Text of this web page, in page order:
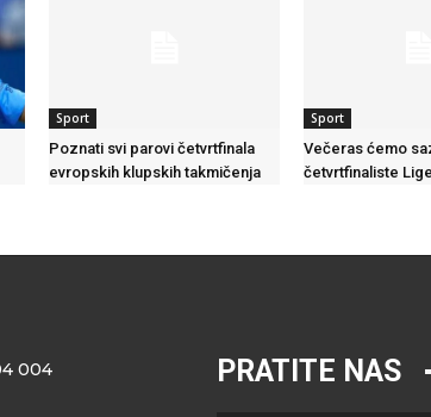
Sport
Poznati svi parovi četvrtfinala
evropskih klupskih takmičenja
Sport
Večeras ćemo
četvrtfinaliste
004 PRATITE NAS